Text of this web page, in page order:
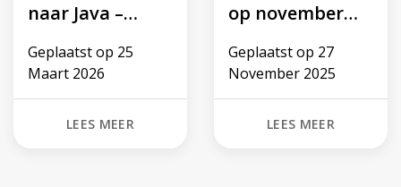
naar Java –
een verhaal
Geplaatst op 25
Maart 2026
LEES MEER
op november
Geplaatst op 27
November 2025
LEES MEER